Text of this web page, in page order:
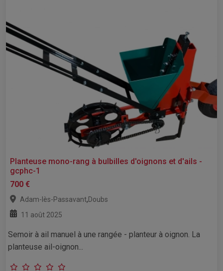
Planteuse mono-rang à bulbilles d'oignons et d'ails -
gcphc-1
700 €
Adam-lès-Passavant,Doubs
11 août 2025
Semoir à ail manuel à une rangée - planteur à oignon. La
planteuse ail-oignon...